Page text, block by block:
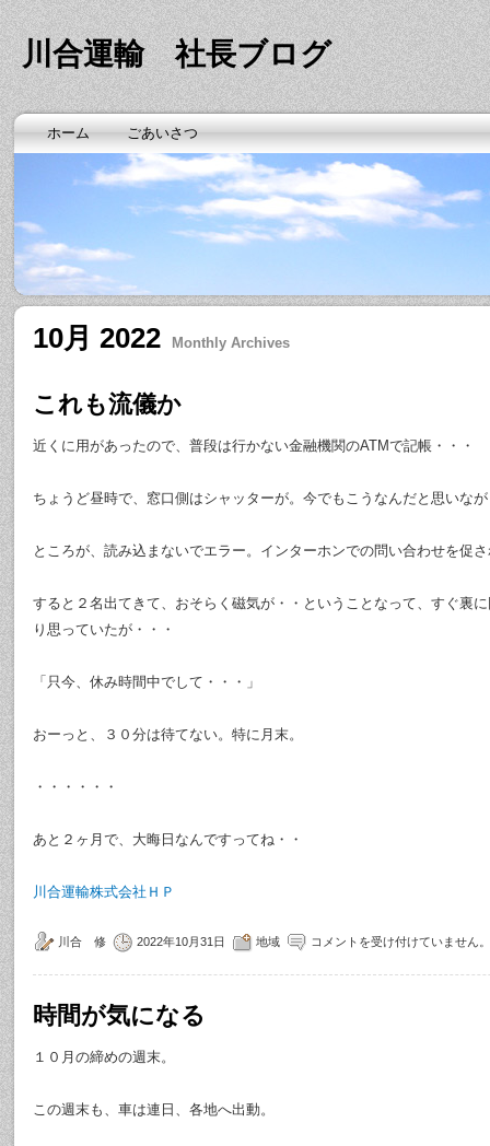
川合運輸 社長ブログ
ホーム ごあいさつ
10月 2022 Monthly Archives
これも流儀か
近くに用があったので、普段は行かない金融機関のATMで記帳・・・
ちょうど昼時で、窓口側はシャッターが。今でもこうなんだと思いな
ところが、読み込まないでエラー。インターホンでの問い合わせを促
すると２名出てきて、おそらく磁気が・・ということなって、すぐ裏
り思っていたが・・・
「只今、休み時間中でして・・・」
おーっと、３０分は待てない。特に月末。
・・・・・・
あと２ヶ月で、大晦日なんですってね・・
川合運輸株式会社ＨＰ
川合 修 2022年10月31日 地域 コメントを受け付けていません。
時間が気になる
１０月の締めの週末。
この週末も、車は連日、各地へ出動。